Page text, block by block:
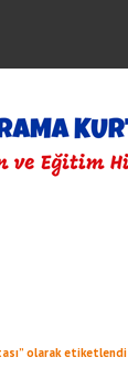
olarak etiketlendi